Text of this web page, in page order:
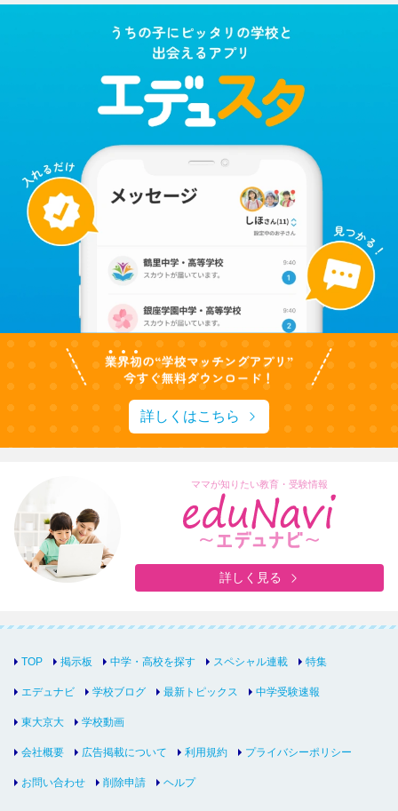
詳しくはこちら
ママが知りたい教育・受験情報
詳しく見る
TOP 掲示板 中学・高校を探す スペシャル連載 特集
エデュナビ 学校ブログ 最新トピックス 中学受験速報
東大京大 学校動画
会社概要 広告掲載について 利用規約 プライバシーポリシー
お問い合わせ 削除申請 ヘルプ